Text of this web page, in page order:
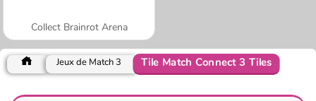
Collect Brainrot Arena
Jeux de Match 3 Tile Match Connect 3 Tiles